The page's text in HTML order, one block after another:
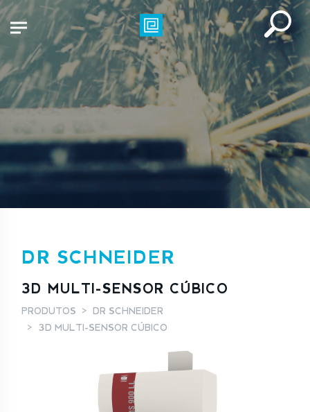
DR SCHNEIDER
3D MULTI-SENSOR CÚBICO
PRODUTOS
DR SCHNEIDER
3D MULTI-SENSOR CÚBICO